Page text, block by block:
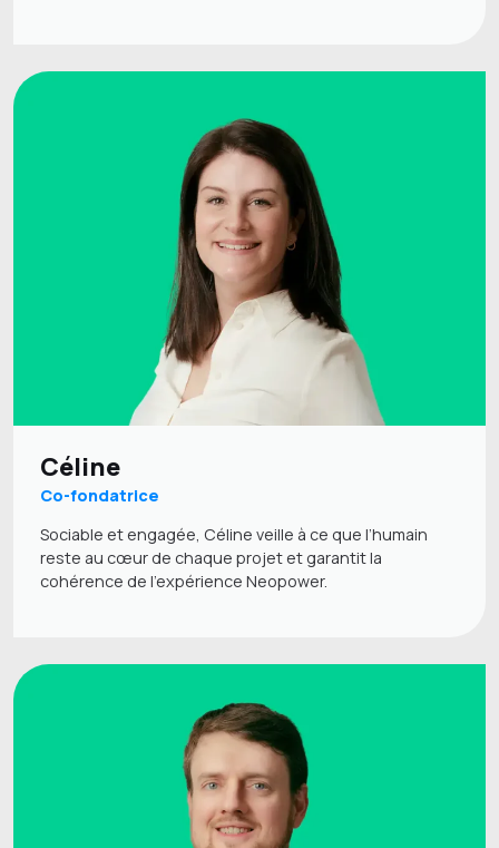
Céline
Co-fondatrice
Sociable et engagée, Céline veille à ce que l’humain
reste au cœur de chaque projet et garantit la
cohérence de l’expérience Neopower.